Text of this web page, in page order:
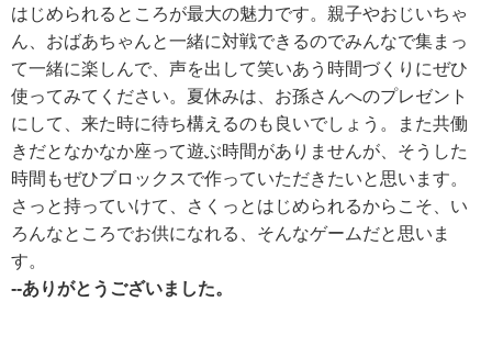
はじめられるところが最大の魅力です。親子やおじいちゃ
ん、おばあちゃんと一緒に対戦できるのでみんなで集まっ
て一緒に楽しんで、声を出して笑いあう時間づくりにぜひ
使ってみてください。夏休みは、お孫さんへのプレゼント
にして、来た時に待ち構えるのも良いでしょう。また共働
きだとなかなか座って遊ぶ時間がありませんが、そうした
時間もぜひブロックスで作っていただきたいと思います。
さっと持っていけて、さくっとはじめられるからこそ、い
ろんなところでお供になれる、そんなゲームだと思いま
す。
--ありがとうございました。